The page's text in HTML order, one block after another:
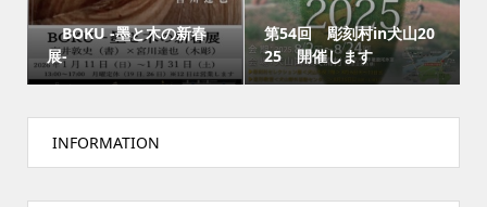
BOKU -墨と木の新春
展-
第54回 彫刻村in犬山20
25 開催します
INFORMATION